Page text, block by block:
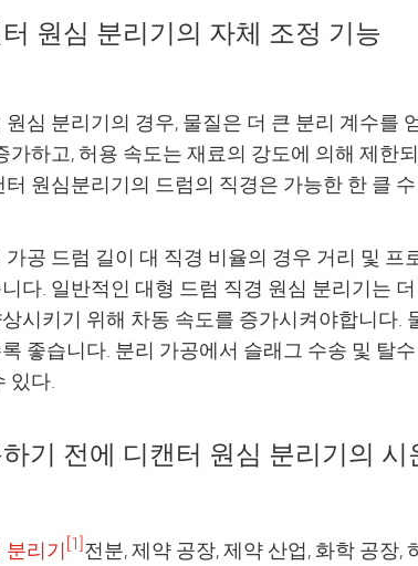
원심 분리기의 자체 조정 기능
원심 분리기의 경우, 물질은 더 큰 분리 계수를
가하고, 허용 속도는 재료의 강도에 의해 제한
터 원심분리기의 드럼의 직경은 가능한 한 클
가공 드럼 길이 대 직경 비율의 경우 거리 및
다. 일반적인 대형 드럼 직경 원심 분리기는
시키기 위해 차동 속도를 증가시켜야합니다.
좋습니다. 분리 가공에서 슬래그 수송 및 탈
있다.
기 전에 디캔터 원심 분리기의 시
분리기 [1] 전분, 제약 공장, 제약 산업, 화학 공장